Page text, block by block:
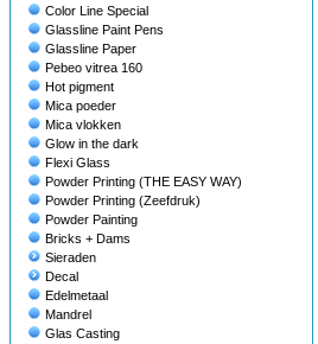
Color Line Special
Glassline Paint Pens
Glassline Paper
Pebeo vitrea 160
Hot pigment
Mica poeder
Mica vlokken
Glow in the dark
Flexi Glass
Powder Printing (THE EASY WAY)
Powder Printing (Zeefdruk)
Powder Painting
Bricks + Dams
Sieraden
Decal
Edelmetaal
Mandrel
Glas Casting